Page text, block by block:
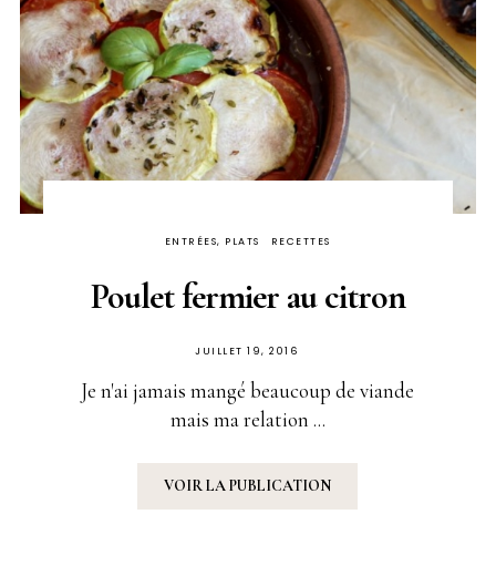
ENTRÉES, PLATS RECETTES
Poulet fermier au citron
PUBLIÉ
JUILLET 19, 2016
Je n'ai jamais mangé beaucoup de viande
mais ma relation ...
VOIR LA PUBLICATION